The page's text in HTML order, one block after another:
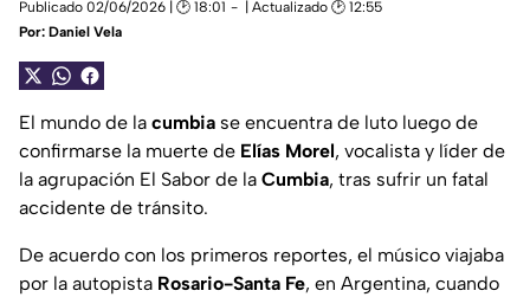
Publicado 02/06/2026 | 🕑 18:01
| Actualizado 🕑 12:55
Por: Daniel Vela
El mundo de la cumbia se encuentra de luto luego de
confirmarse la muerte de Elías Morel, vocalista y líder de
la agrupación El Sabor de la Cumbia, tras sufrir un fatal
accidente de tránsito.
De acuerdo con los primeros reportes, el músico viajaba
por la autopista Rosario-Santa Fe, en Argentina, cuando